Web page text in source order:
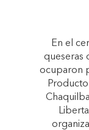
En el
queseras
ocuparon